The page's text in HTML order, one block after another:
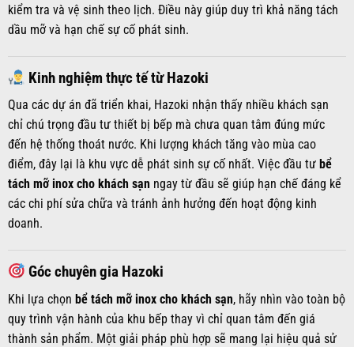
kiểm tra và vệ sinh theo lịch. Điều này giúp duy trì khả năng tách
dầu mỡ và hạn chế sự cố phát sinh.
Kinh nghiệm thực tế từ Hazoki
Qua các dự án đã triển khai, Hazoki nhận thấy nhiều khách sạn
chỉ chú trọng đầu tư thiết bị bếp mà chưa quan tâm đúng mức
đến hệ thống thoát nước. Khi lượng khách tăng vào mùa cao
điểm, đây lại là khu vực dễ phát sinh sự cố nhất. Việc đầu tư bể
tách mỡ inox cho khách sạn ngay từ đầu sẽ giúp hạn chế đáng kể
các chi phí sửa chữa và tránh ảnh hưởng đến hoạt động kinh
doanh.
Góc chuyên gia Hazoki
Khi lựa chọn bể tách mỡ inox cho khách sạn, hãy nhìn vào toàn bộ
quy trình vận hành của khu bếp thay vì chỉ quan tâm đến giá
thành sản phẩm. Một giải pháp phù hợp sẽ mang lại hiệu quả sử